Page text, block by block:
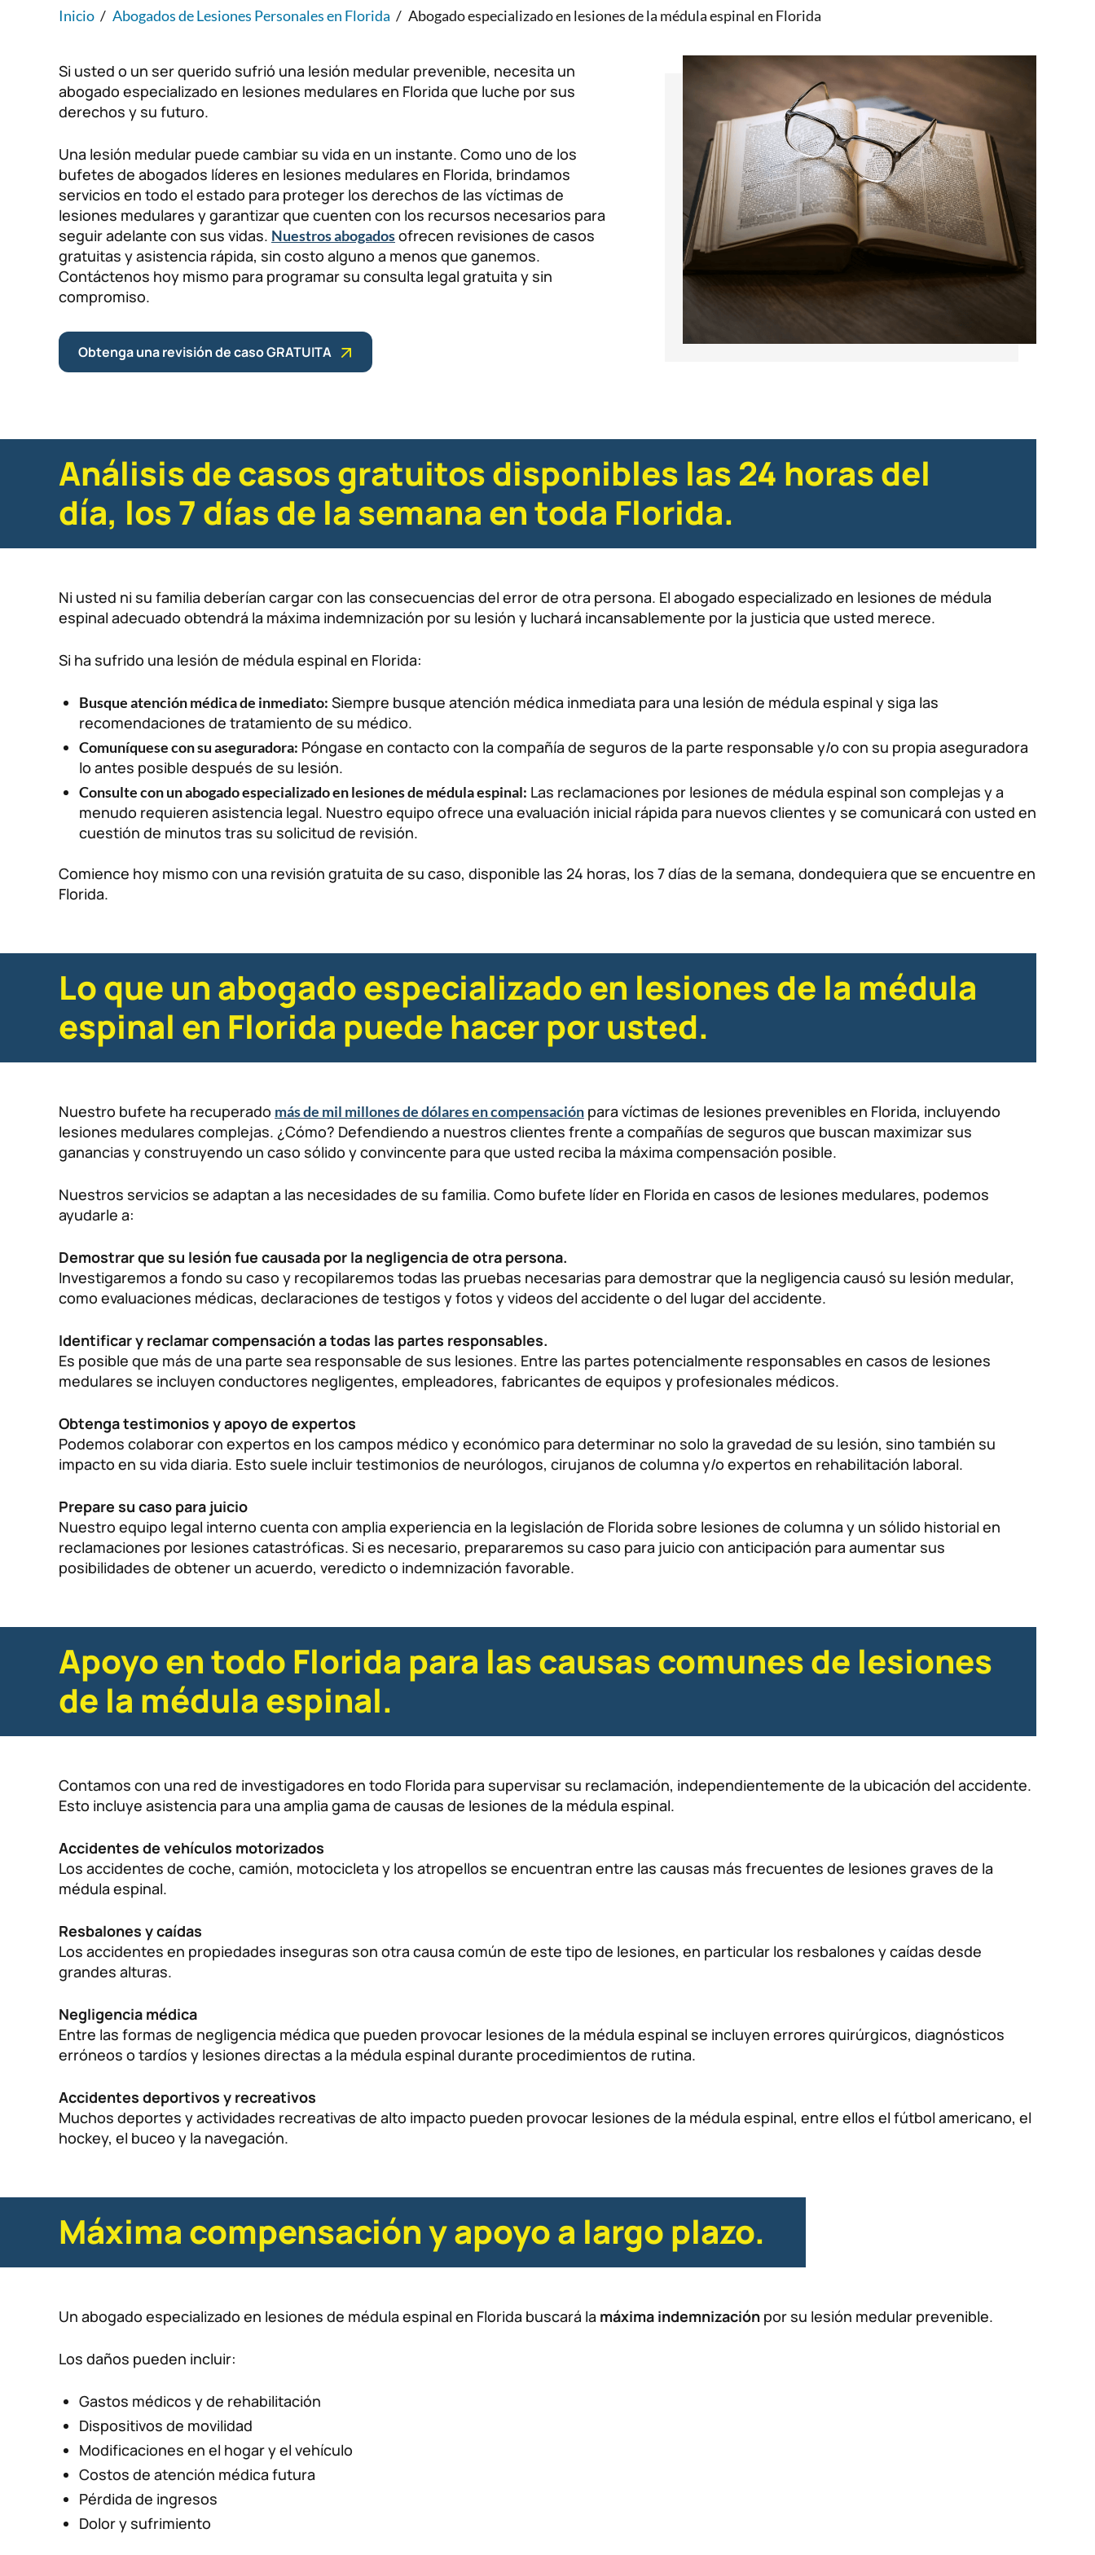
Inicio / Abogados de Lesiones Personales en Florida / Abogado especializado en lesiones de la médula espinal en Florida
Si usted o un ser querido sufrió una lesión medular prevenible, necesita un
abogado especializado en lesiones medulares en Florida que luche por sus
derechos y su futuro.
Una lesión medular puede cambiar su vida en un instante. Como uno de los
bufetes de abogados líderes en lesiones medulares en Florida, brindamos
servicios en todo el estado para proteger los derechos de las víctimas de
lesiones medulares y garantizar que cuenten con los recursos necesarios para
seguir adelante con sus vidas. Nuestros abogadosofrecen revisiones de casos
gratuitas y asistencia rápida, sin costo alguno a menos que ganemos.
Contáctenos hoy mismo para programar su consulta legal gratuita y sin
compromiso.
Obtenga una revisión de caso GRATUITA
Análisis de casos gratuitos disponibles las 24 horas del
día, los 7 días de la semana en toda Florida.
Ni usted ni su familia deberían cargar con las consecuencias del error de otra persona. El abogado especializado en lesiones de médula
espinal adecuado obtendrá la máxima indemnización por su lesión y luchará incansablemente por la justicia que usted merece.
Si ha sufrido una lesión de médula espinal en Florida:
Busque atención médica de inmediato: Siempre busque atención médica inmediata para una lesión de médula espinal y siga las
recomendaciones de tratamiento de su médico.
Comuníquese con su aseguradora: Póngase en contacto con la compañía de seguros de la parte responsable y/o con su propia aseguradora
lo antes posible después de su lesión.
Consulte con un abogado especializado en lesiones de médula espinal: Las reclamaciones por lesiones de médula espinal son complejas y a
menudo requieren asistencia legal. Nuestro equipo ofrece una evaluación inicial rápida para nuevos clientes y se comunicará con usted en
cuestión de minutos tras su solicitud de revisión.
Comience hoy mismo con una revisión gratuita de su caso, disponible las 24 horas, los 7 días de la semana, dondequiera que se encuentre en
Florida.
Lo que un abogado especializado en lesiones de la médula
espinal en Florida puede hacer por usted.
Nuestro bufete ha recuperado más de mil millones de dólares en compensación para víctimas de lesiones prevenibles en Florida, incluyendo
lesiones medulares complejas. ¿Cómo? Defendiendo a nuestros clientes frente a compañías de seguros que buscan maximizar sus
ganancias y construyendo un caso sólido y convincente para que usted reciba la máxima compensación posible.
Nuestros servicios se adaptan a las necesidades de su familia. Como bufete líder en Florida en casos de lesiones medulares, podemos
ayudarle a:
Demostrar que su lesión fue causada por la negligencia de otra persona.
Investigaremos a fondo su caso y recopilaremos todas las pruebas necesarias para demostrar que la negligencia causó su lesión medular,
como evaluaciones médicas, declaraciones de testigos y fotos y videos del accidente o del lugar del accidente.
Identificar y reclamar compensación a todas las partes responsables.
Es posible que más de una parte sea responsable de sus lesiones. Entre las partes potencialmente responsables en casos de lesiones
medulares se incluyen conductores negligentes, empleadores, fabricantes de equipos y profesionales médicos.
Obtenga testimonios y apoyo de expertos
Podemos colaborar con expertos en los campos médico y económico para determinar no solo la gravedad de su lesión, sino también su
impacto en su vida diaria. Esto suele incluir testimonios de neurólogos, cirujanos de columna y/o expertos en rehabilitación laboral.
Prepare su caso para juicio
Nuestro equipo legal interno cuenta con amplia experiencia en la legislación de Florida sobre lesiones de columna y un sólido historial en
reclamaciones por lesiones catastróficas. Si es necesario, prepararemos su caso para juicio con anticipación para aumentar sus
posibilidades de obtener un acuerdo, veredicto o indemnización favorable.
Apoyo en todo Florida para las causas comunes de lesiones
de la médula espinal.
Contamos con una red de investigadores en todo Florida para supervisar su reclamación, independientemente de la ubicación del accidente.
Esto incluye asistencia para una amplia gama de causas de lesiones de la médula espinal.
Accidentes de vehículos motorizados
Los accidentes de coche, camión, motocicleta y los atropellos se encuentran entre las causas más frecuentes de lesiones graves de la
médula espinal.
Resbalones y caídas
Los accidentes en propiedades inseguras son otra causa común de este tipo de lesiones, en particular los resbalones y caídas desde
grandes alturas.
Negligencia médica
Entre las formas de negligencia médica que pueden provocar lesiones de la médula espinal se incluyen errores quirúrgicos, diagnósticos
erróneos o tardíos y lesiones directas a la médula espinal durante procedimientos de rutina.
Accidentes deportivos y recreativos
Muchos deportes y actividades recreativas de alto impacto pueden provocar lesiones de la médula espinal, entre ellos el fútbol americano, el
hockey, el buceo y la navegación.
Máxima compensación y apoyo a largo plazo.
Un abogado especializado en lesiones de médula espinal en Florida buscará la máxima indemnización por su lesión medular prevenible.
Los daños pueden incluir:
Gastos médicos y de rehabilitación
Dispositivos de movilidad
Modificaciones en el hogar y el vehículo
Costos de atención médica futura
Pérdida de ingresos
Dolor y sufrimiento